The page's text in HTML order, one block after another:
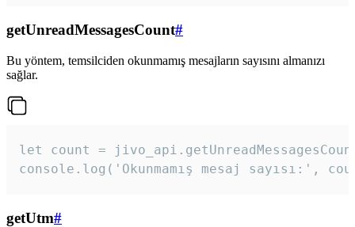
getUnreadMessagesCount#
Bu yöntem, temsilciden okunmamış mesajların sayısını almanızı
sağlar.
let count =
console.log('Okunmamış mesaj sayısı:',
getUtm#